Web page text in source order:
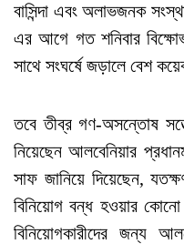
বাসিন্দা এবং অলাভজনক
এর আগে গত শনিবার
সাথে সংঘর্ষে জড়ালে বেশ
তবে তীব্র গণ-অসন্তোষ
নিয়েছেন আলবেনিয়ার
সাফ জানিয়ে দিয়েছেন,
বিনিয়োগ বন্ধ হওয়ার কোনো
বিনিয়োগকারীদের জন্য